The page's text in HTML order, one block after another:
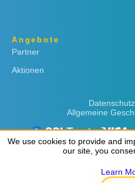
Angebote
Partner
Aktionen
Allgemeine
We use cookies to provide and
our site, you
Learn
We use cookies to provide and
our site, you
Learn